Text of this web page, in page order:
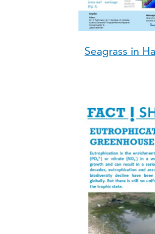
Seagrass in